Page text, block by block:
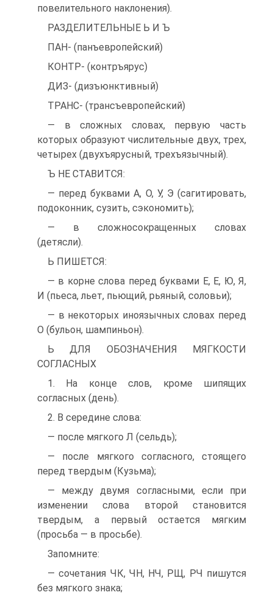
повелительного накло­нения).
РАЗДЕЛИТЕЛЬНЫЕ Ь И Ъ
ПАН- (панъевропейский)
КОНТР- (контръярус)
ДИЗ- (дизъюнктивный)
ТРАНС- (трансъевропейский)
— в сложных словах, первую часть
которых образу­ют числительные двух, трех,
четырех (двухъярусный, трехъязычный).
Ъ НЕ СТАВИТСЯ:
— перед буквами А, О, У, Э (сагитировать,
подо­конник, сузить, сэкономить);
— в сложносокращенных словах
(детясли).
Ь ПИШЕТСЯ:
— в корне слова перед буквами Е, Е, Ю, Я,
И (пьеса, льет, пьющий, рьяный, соловьи);
— в некоторых иноязычных словах перед
О (бульон, шампиньон).
Ь ДЛЯ ОБОЗНАЧЕНИЯ МЯГКОСТИ
СОГЛАСНЫХ
1. На конце слов, кроме шипящих
согласных (день).
2. В середине слова:
— после мягкого Л (сельдь);
— после мягкого согласного, стоящего
перед твер­дым (Кузьма);
— между двумя согласными, если при
изменении слова второй становится
твердым, а первый оста­ется мягким
(просьба — в просьбе).
Запомните:
— сочетания ЧК, ЧН, НЧ, РЩ, РЧ пишутся
без мяг­кого знака;